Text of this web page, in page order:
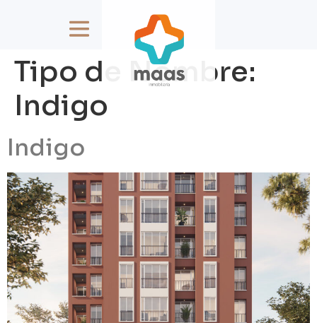
Tipo de Nombre:
Indigo
Indigo